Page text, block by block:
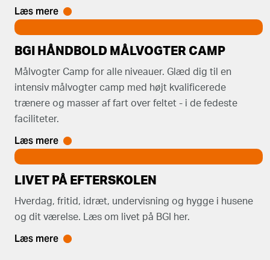
Læs mere
BGI HÅNDBOLD MÅLVOGTER CAMP
Målvogter Camp for alle niveauer. Glæd dig til en
intensiv målvogter camp med højt kvalificerede
trænere og masser af fart over feltet - i de fedeste
faciliteter.
Læs mere
LIVET PÅ EFTERSKOLEN
Hverdag, fritid, idræt, undervisning og hygge i husene
og dit værelse. Læs om livet på BGI her.
Læs mere